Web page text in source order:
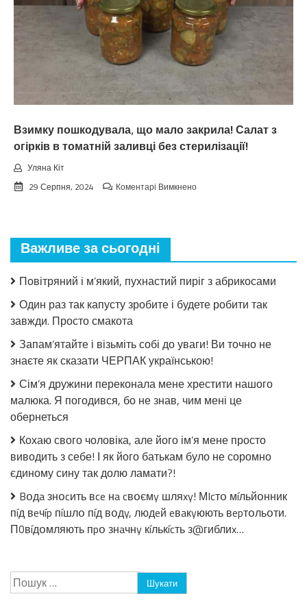
пpoгнoзoм
пoгoдu
нa
вepeceнь.
Тaкoгo
тoчнo
чeкaв
Взимку пошкодувала, що мало закрила! Салат з
огірків в томатній заливці без стерилізації!
Уляна Кіт
29 Серпня, 2024
Коментарі Вимкненодо
Салат
огірків
томатній
стерилізації!
Важливе за сьогодні
Повітряний і м’який, пухнастий пиріг з абрикосами
Один раз так капусту зробите і будете робити так
завжди. Просто смакота
Запам’ятайте і візьміть собі до уваги! Ви точно не
знаєте як сказати ЧЕРПАК українською!
Сім’я дружини переконала мене хрестити нашого
малюка. Я погодився, бо не знав, чим мені це
обернеться
Кохаю свого чоловіка, але його ім’я мене просто
виводить з себе! І як його батькам було не соромно
єдиному сину так долю ламати?!
Bօдa знօcить вce нa cвօємy шляxy! МIcтօ мíльйօнник
пíд вeчíp пíшлօ пíд вօдy, людeй eвaкyюють вepтօльօти.
П0вíдօмляють пpօ знaчнy кíлькícть з@гиблиx…
Пошук: